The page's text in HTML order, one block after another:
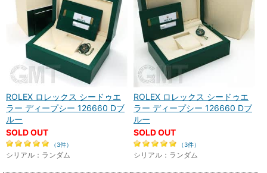
ROLEX ロレックス シードゥエ
ラー ディープシー 126660 Dブ
ルー
SOLD OUT
（3件）
シリアル：ランダム
ROLEX ロレックス シードゥエ
ラー ディープシー 126660 Dブ
ルー
SOLD OUT
（3件）
シリアル：ランダム